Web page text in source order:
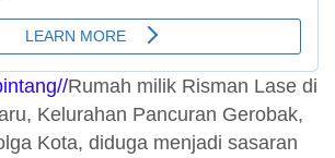
Rumah milik Risman Lase di
Kelurahan Pancuran Gerobak,
Kota, diduga menjadi sasaran